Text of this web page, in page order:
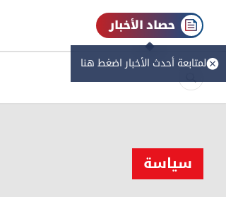
حصاد الأخبار
لمتابعة أحدث الأخبار اضغط هنا
سیاسة